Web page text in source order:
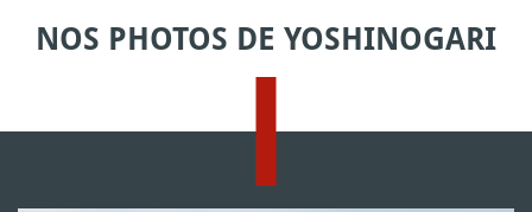
NOS PHOTOS DE YOSHINOGARI